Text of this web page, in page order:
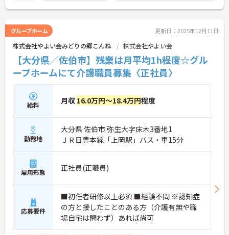
さい！
グループホーム 更新日：2025年12月11日
株式会社やよい会みどりの郷こんね 株式会社やよい会
【大分県／佐伯市】残業は月平均1h程度☆グル
ープホームにて介護職員募集〈正社員〉
給料 月収 16.0万円～18.4万円程度
勤務地
大分県 佐伯市 弥生大字床木3番地1
ＪＲ日豊本線「上岡駅」バス・車15分
雇用形態 正社員(正職員)
応募要件
■初任者研修以上必須 ■経験不問 ※認知症
の方と接したことのある方（介護有無や職
場自宅は問わず）あれば尚可